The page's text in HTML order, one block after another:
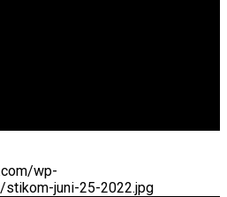
wp-
juni-25-2022.jpg